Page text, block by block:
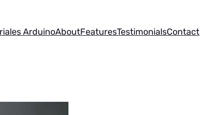
ArduinoAboutFeaturesTestimonialsContact